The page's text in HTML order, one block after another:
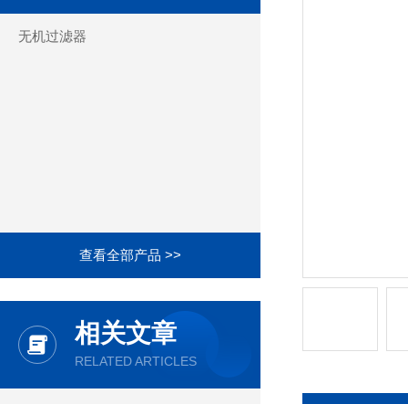
无机过滤器
查看全部产品 >>
相关文章
RELATED ARTICLES